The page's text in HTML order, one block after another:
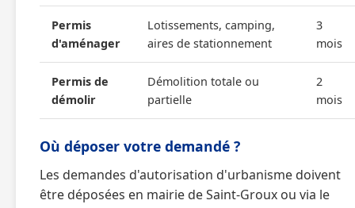
Permis
d'aménager
Lotissements, camping,
aires de stationnement
3
mois
Permis de
démolir
Démolition totale ou
partielle
2
mois
Où déposer votre demandé ?
Les demandes d'autorisation d'urbanisme doivent
être déposées en mairie de Saint-Groux ou via le